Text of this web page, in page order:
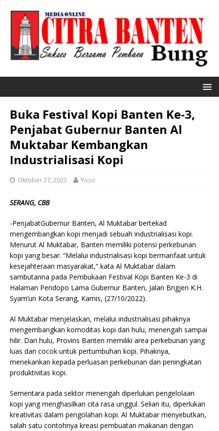
Buka Festival Kopi Banten Ke-3,
Penjabat Gubernur Banten Al
Muktabar Kembangkan
Industrialisasi Kopi
Oktober 27, 2022 Yoso
SERANG, CBB
-PenjabatGubernur Banten, Al Muktabar bertekad
mengembangkan kopi menjadi sebuah industrialisasi kopi.
Menurut Al Muktabar, Banten memiliki potensi perkebunan
kopi yang besar. “Melalui industrialisasi kopi bermanfaat untuk
kesejahteraan masyarakat,“ kata Al Muktabar dalam
sambutanna pada Pembukaan Festival Kopi Banten Ke-3 di
Halaman Pendopo Lama Gubernur Banten, Jalan Brigjen K.H.
Syam’un Kota Serang, Kamis, (27/10/2022).
Al Muktabar menjelaskan, melalui industrialisasi pihaknya
mengembangkan komoditas kopi dari hulu, menengah sampai
hilir. Dari hulu, Provins Banten memiliki area perkebunan yang
luas dan cocok untuk pertumbuhan kopi. Pihaknya,
menekankan kepada perluasan perkebunan dan peningkatan
produktivitas kopi.
Sementara pada sektor menengah diperlukan pengelolaan
kopi yang menghasilkan cita rasa unggul. Selian itu, diperlukan
kreativitas dalam pengolahan kopi. Al Muktabar menyebutkan,
salah satu contohnya kreasi pembuatan makanan dengan